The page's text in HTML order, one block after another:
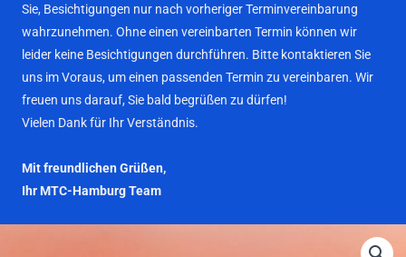
Sie, Besichtigungen nur nach vorheriger Terminvereinbarung
wahrzunehmen. Ohne einen vereinbarten Termin können wir
leider keine Besichtigungen durchführen. Bitte kontaktieren Sie
uns im Voraus, um einen passenden Termin zu vereinbaren. Wir
freuen uns darauf, Sie bald begrüßen zu dürfen!
Vielen Dank für Ihr Verständnis.
Mit freundlichen Grüßen,
Ihr MTC-Hamburg Team